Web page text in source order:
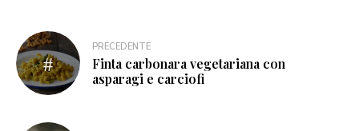
PRECEDENTE
Finta carbonara vegetariana con
asparagi e carciofi